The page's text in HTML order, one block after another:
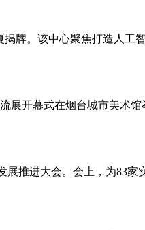
牌。该中心聚焦打造人
展开幕式在烟台城市美术
推进大会。会上，为83